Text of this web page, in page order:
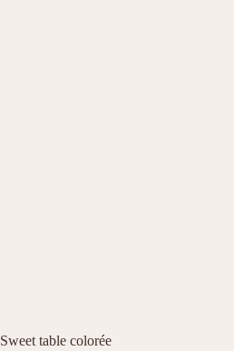
Sweet table colorée